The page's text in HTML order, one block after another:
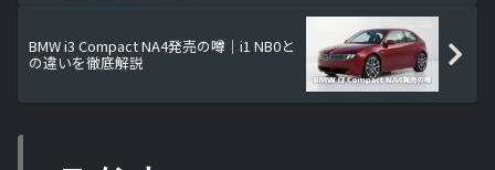
BMW i3 Compact NA4発売の噂｜i1 NB0と
の違いを徹底解説